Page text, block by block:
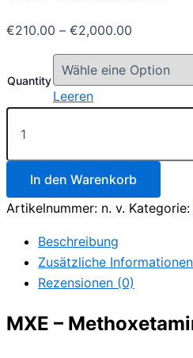
€210.00 – €2,000.00
bis
€2,000.00
Quantity
Leeren
MXE
Menge
In den Warenkorb
Artikelnummer: n. v. Kategorie:
Beschreibung
Zusätzliche Informationen
Rezensionen (0)
MXE –